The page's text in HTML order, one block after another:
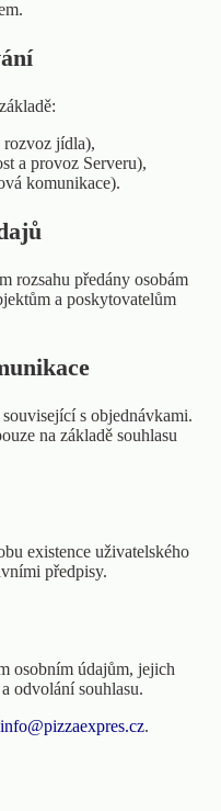
rozvoz jídla),
a provoz Serveru),
komunikace).
rozsahu předány osobám
a poskytovatelům
s objednávkami.
na základě souhlasu
existence uživatelského
předpisy.
osobním údajům, jejich
odvolání souhlasu.
info@pizzaexpres.cz.